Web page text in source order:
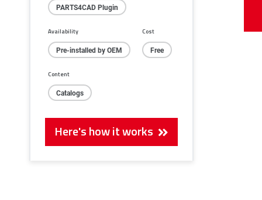
PARTS4CAD Plugin
Availability
Pre-installed by OEM
Cost
Free
Content
Catalogs
Here's how it works